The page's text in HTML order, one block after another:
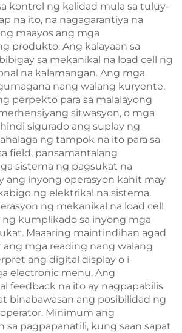
kontrol ng kalidad mula sa tuluy-
na ito, na nagagarantiya na
maayos ang mga
produkto. Ang kalayaan sa
sa mekanikal na load cell ng
na kalamangan. Ang mga
nang walang kuryente,
perpekto para sa malalayong
sitwasyon, o mga
sigurado ang suplay ng
ng tampok na ito para sa
field, pansamantalang
sistema ng pagsukat na
ang inyong operasyon kahit may
ng elektrikal na sistema.
ng mekanikal na load cell
ng kumplikado sa inyong mga
Maaaring maintindihan agad
ang mga reading nang walang
ang digital display o i-
electronic menu. Ang
feedback na ito ay nagpapabilis
binabawasan ang posibilidad ng
Minimum ang
sa pagpapanatili, kung saan sapat